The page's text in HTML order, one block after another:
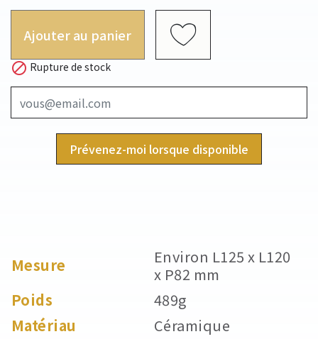
Ajouter au panier
 Rupture de stock
Prévenez-moi lorsque disponible
Mesure
Environ L125 x L120
x P82 mm
Poids
489g
Matériau
Céramique